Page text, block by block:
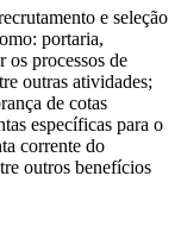
e seleção
portaria,
os processos de
outras atividades;
de cotas
específicas para o
corrente do
outros benefícios